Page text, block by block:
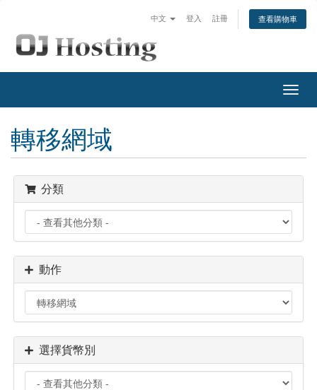
中文 登入 註冊 查看購物車
切
換
轉移網域
分類
動作
選擇貨幣別